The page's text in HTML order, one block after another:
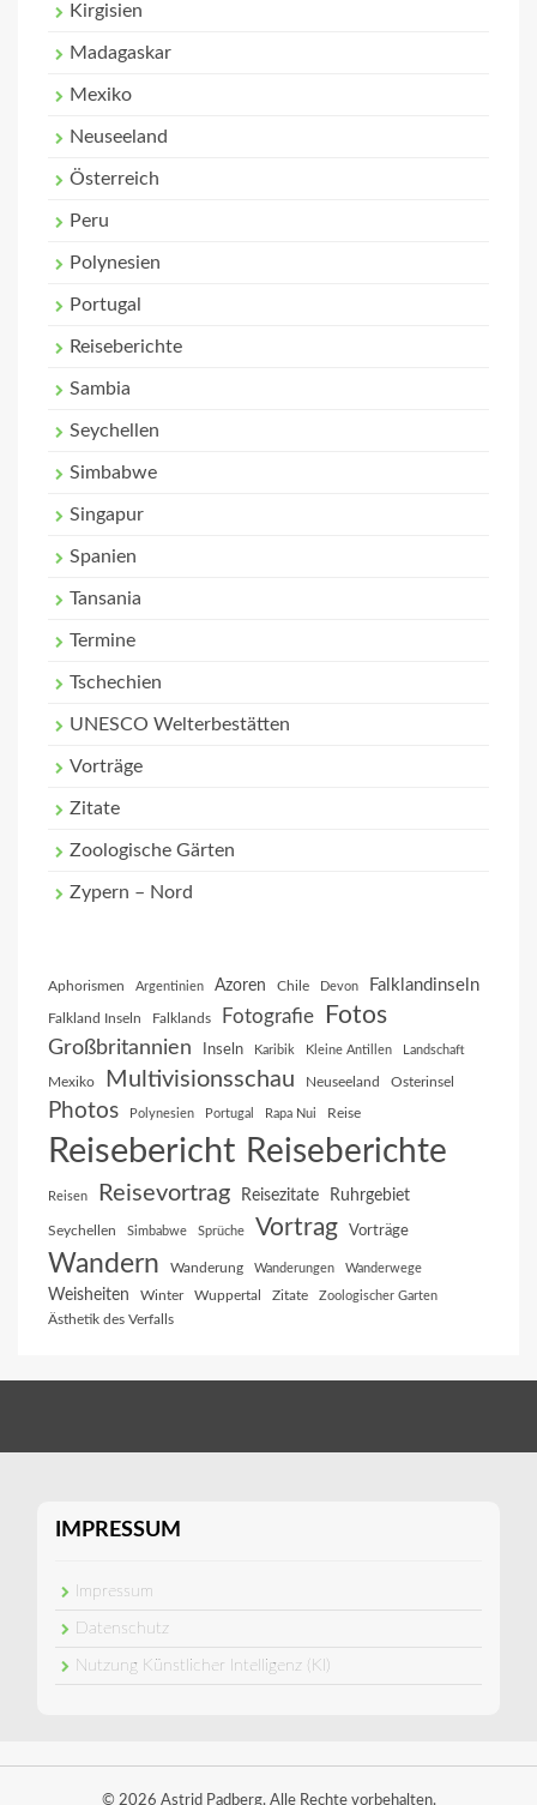
Kirgisien
Madagaskar
Mexiko
Neuseeland
Österreich
Peru
Polynesien
Portugal
Reiseberichte
Sambia
Seychellen
Simbabwe
Singapur
Spanien
Tansania
Termine
Tschechien
UNESCO Welterbestätten
Vorträge
Zitate
Zoologische Gärten
Zypern – Nord
Aphorismen Argentinien Azoren Chile Devon Falklandinseln
Falkland Inseln Falklands Fotografie Fotos
Großbritannien Inseln Karibik Kleine Antillen Landschaft
Mexiko Multivisionsschau Neuseeland Osterinsel
Photos Polynesien Portugal Rapa Nui Reise
Reisebericht Reiseberichte
Reisen Reisevortrag Reisezitate Ruhrgebiet
Seychellen Simbabwe Sprüche Vortrag Vorträge
Wandern Wanderung Wanderungen Wanderwege
Weisheiten Winter Wuppertal Zitate Zoologischer Garten
Ästhetik des Verfalls
IMPRESSUM
Impressum
Datenschutz
Nutzung Künstlicher Intelligenz (KI)
© 2026 Astrid Padberg. Alle Rechte vorbehalten.